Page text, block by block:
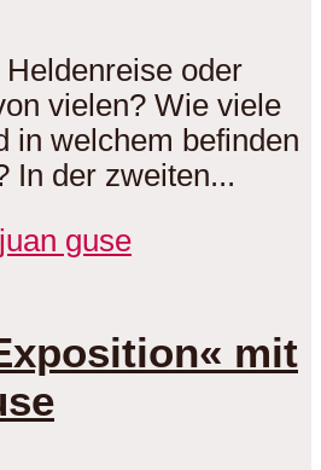
oder
vielen? Wie viele
in welchem befinden
In der zweiten...
mit